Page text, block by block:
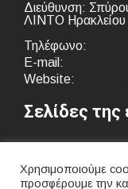
Διεύθυνση:
ΛΙΝΤΟ Ηρακλείου
Τηλέφωνο:
E-mail:
Website:
Σελίδες
Χρησιμοποιούμε
προσφέρουμε την